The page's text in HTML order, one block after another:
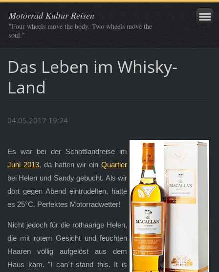
Motorrad Kultur Reisen
"Four wheels move the body. Two wheels move the
soul."
Das Leben im Whisky-
Land
04.05.2017 19:24
Es war bei der Schottlandreise im
Juni 2013, da hatten wir einQuartier
bei Helen und Sandy gebucht. Als wir
dort gegen Abend eintrudelten, hatte
es 25°C. Perfektes Motorradwetter!
Nicht jedoch für die rothaarige Helen,
die mit rotem Gesicht und feuchten
Haaren völlig aufgelöst aus dem
Haus kam. "I can´t stand this. It is